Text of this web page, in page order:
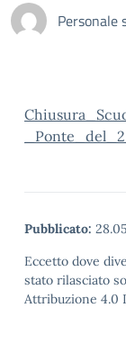
Personale
Pubblicato:
Eccetto dove
stato rilasciato
Attribuzione 4.0